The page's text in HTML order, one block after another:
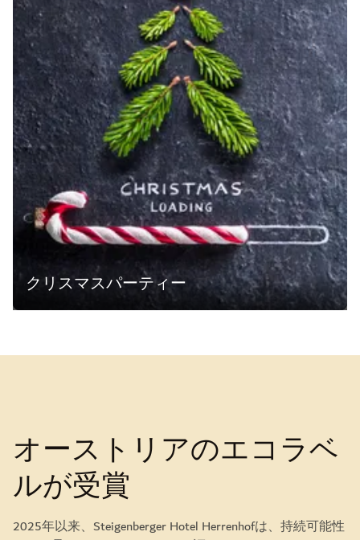
クリスマスパーティー
オーストリアのエコラベ
ルが受賞
2025年以来、Steigenberger Hotel Herrenhofは、持続可能性